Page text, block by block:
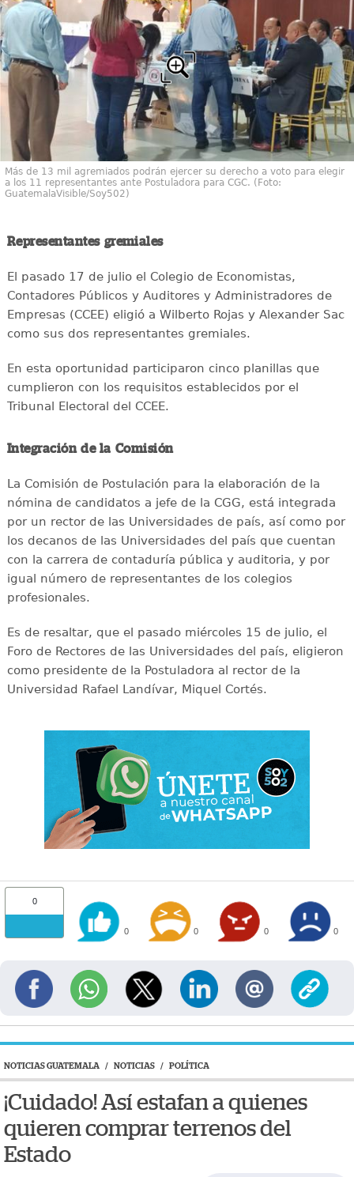
Más de 13 mil agremiados podrán ejercer su derecho a voto para elegir
a los 11 representantes ante Postuladora para CGC. (Foto:
GuatemalaVisible/Soy502)
Representantes gremiales
El pasado 17 de julio el Colegio de Economistas,
Contadores Públicos y Auditores y Administradores de
Empresas (CCEE) eligió a Wilberto Rojas y Alexander Sac
como sus dos representantes gremiales.
En esta oportunidad participaron cinco planillas que
cumplieron con los requisitos establecidos por el
Tribunal Electoral del CCEE.
Integración de la Comisión
La Comisión de Postulación para la elaboración de la
nómina de candidatos a jefe de la CGG, está integrada
por un rector de las Universidades de país, así como por
los decanos de las Universidades del país que cuentan
con la carrera de contaduría pública y auditoria, y por
igual número de representantes de los colegios
profesionales.
Es de resaltar, que el pasado miércoles 15 de julio, el
Foro de Rectores de las Universidades del país, eligieron
como presidente de la Postuladora al rector de la
Universidad Rafael Landívar, Miquel Cortés.
0
0 0 0 0
NOTICIAS GUATEMALA / NOTICIAS / POLÍTICA
¡Cuidado! Así estafan a quienes
quieren comprar terrenos del
Estado